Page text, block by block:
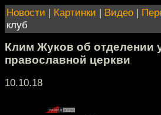
Новости | Картинки | Видео |
клуб
Клим Жуков об отделении
православной церкви
10.10.18